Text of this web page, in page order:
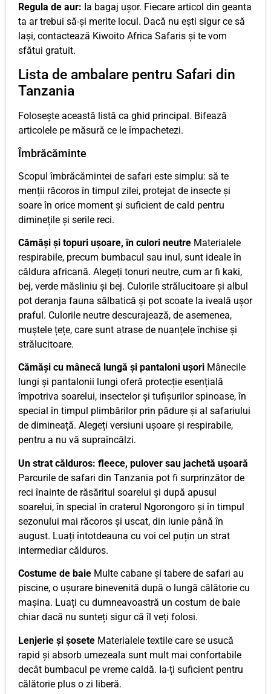
Regula de aur: Ia bagaj ușor. Fiecare articol din geanta
ta ar trebui să-și merite locul. Dacă nu ești sigur ce să
lași, contactează Kiwoito Africa Safaris și te vom
sfătui gratuit.
Lista de ambalare pentru Safari din
Tanzania
Folosește această listă ca ghid principal. Bifează
articolele pe măsură ce le împachetezi.
Îmbrăcăminte
Scopul îmbrăcămintei de safari este simplu: să te
menții răcoros în timpul zilei, protejat de insecte și
soare în orice moment și suficient de cald pentru
diminețile și serile reci.
Cămăși și topuri ușoare, în culori neutre Materialele
respirabile, precum bumbacul sau inul, sunt ideale în
căldura africană. Alegeți tonuri neutre, cum ar fi kaki,
bej, verde măsliniu și bej. Culorile strălucitoare și albul
pot deranja fauna sălbatică și pot scoate la iveală ușor
praful. Culorile neutre descurajează, de asemenea,
muștele țețe, care sunt atrase de nuanțele închise și
strălucitoare.
Cămăși cu mânecă lungă și pantaloni ușori Mânecile
lungi și pantalonii lungi oferă protecție esențială
împotriva soarelui, insectelor și tufișurilor spinoase, în
special în timpul plimbărilor prin pădure și al safariului
de dimineață. Alegeți versiuni ușoare și respirabile,
pentru a nu vă supraîncălzi.
Un strat călduros: fleece, pulover sau jachetă ușoară
Parcurile de safari din Tanzania pot fi surprinzător de
reci înainte de răsăritul soarelui și după apusul
soarelui, în special în craterul Ngorongoro și în timpul
sezonului mai răcoros și uscat, din iunie până în
august. Luați întotdeauna cu voi cel puțin un strat
intermediar călduros.
Costume de baie Multe cabane și tabere de safari au
piscine, o ușurare binevenită după o lungă călătorie cu
mașina. Luați cu dumneavoastră un costum de baie
chiar dacă nu sunteți sigur că îl veți folosi.
Lenjerie și șosete Materialele textile care se usucă
rapid și absorb umezeala sunt mult mai confortabile
decât bumbacul pe vreme caldă. Ia-ți suficient pentru
călătorie plus o zi liberă.